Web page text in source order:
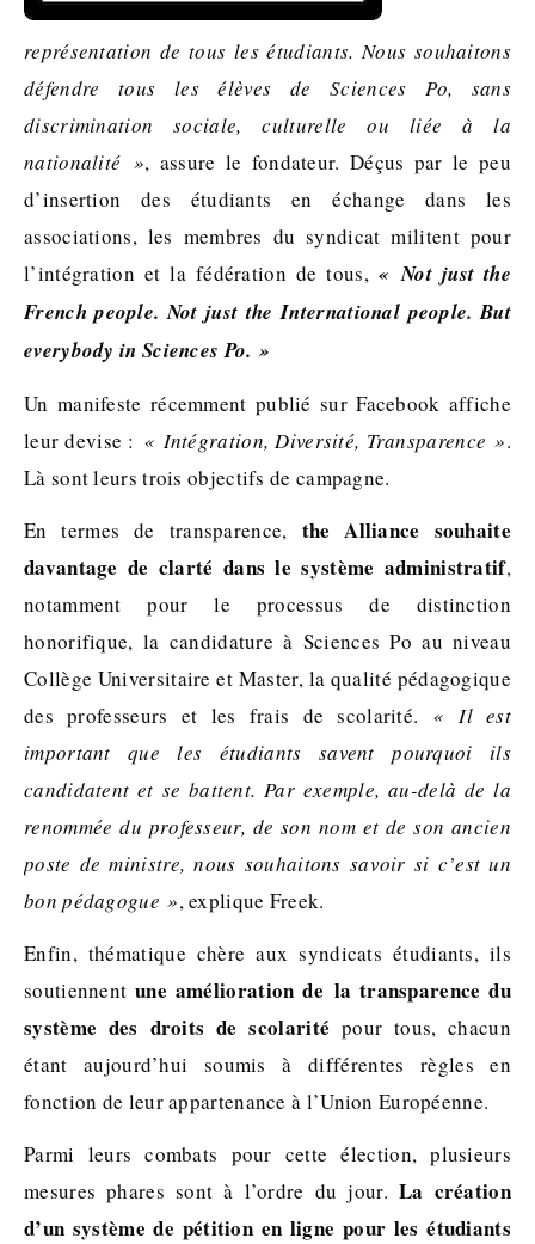
représentation de tous les étudiants. Nous souhaitons
défendre tous les élèves de Sciences Po, sans
discrimination sociale, culturelle ou liée à la
nationalité », assure le fondateur. Déçus par le peu
d’insertion des étudiants en échange dans les
associations, les membres du syndicat militent pour
l’intégration et la fédération de tous, « Not just the
French people. Not just the International people. But
everybody in Sciences Po. »
Un manifeste récemment publié sur Facebook affiche
leur devise : « Intégration, Diversité, Transparence ».
Là sont leurs trois objectifs de campagne.
En termes de transparence, the Alliance souhaite
davantage de clarté dans le système administratif,
notamment pour le processus de distinction
honorifique, la candidature à Sciences Po au niveau
Collège Universitaire et Master, la qualité pédagogique
des professeurs et les frais de scolarité. « Il est
important que les étudiants savent pourquoi ils
candidatent et se battent. Par exemple, au-delà de la
renommée du professeur, de son nom et de son ancien
poste de ministre, nous souhaitons savoir si c’est un
bon pédagogue », explique Freek.
Enfin, thématique chère aux syndicats étudiants, ils
soutiennentune amélioration de la transparence du
système des droits de scolarité pour tous, chacun
étant aujourd’hui soumis à différentes règles en
fonction de leur appartenance à l’Union Européenne.
Parmi leurs combats pour cette élection, plusieurs
mesures phares sont à l’ordre du jour. La création
d’un système de pétition en ligne pour les étudiants